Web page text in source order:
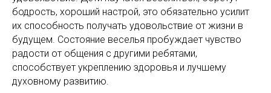
бодрость, хороший настрой, это обязательно усилит
их способность получать удовольствие от жизни в
будущем. Состояние веселья пробуждает чувство
радости от общения с другими ребятами,
способствует укреплению здоровья и лучшему
духовному развитию.